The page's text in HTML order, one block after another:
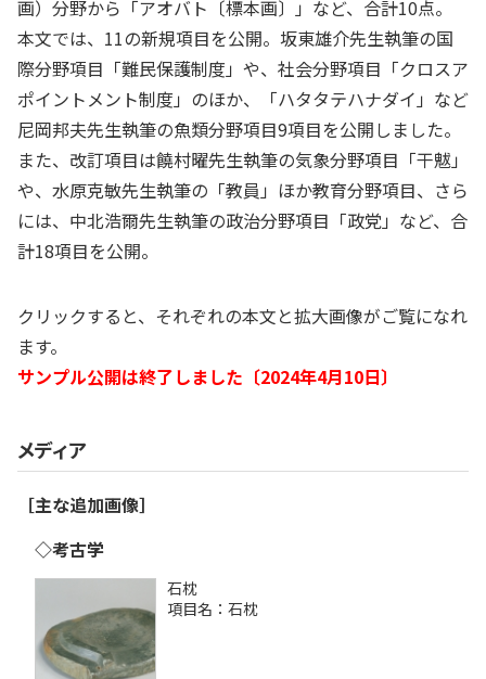
画）分野から「アオバト〔標本画〕」など、合計10点。
本文では、11の新規項目を公開。坂東雄介先生執筆の国
際分野項目「難民保護制度」や、社会分野項目「クロスア
ポイントメント制度」のほか、「ハタタテハナダイ」など
尼岡邦夫先生執筆の魚類分野項目9項目を公開しました。
また、改訂項目は饒村曜先生執筆の気象分野項目「干魃」
や、水原克敏先生執筆の「教員」ほか教育分野項目、さら
には、中北浩爾先生執筆の政治分野項目「政党」など、合
計18項目を公開。
クリックすると、それぞれの本文と拡大画像がご覧になれ
ます。
サンプル公開は終了しました〔2024年4月10日〕
メディア
［主な追加画像］
◇考古学
石枕
項目名：石枕